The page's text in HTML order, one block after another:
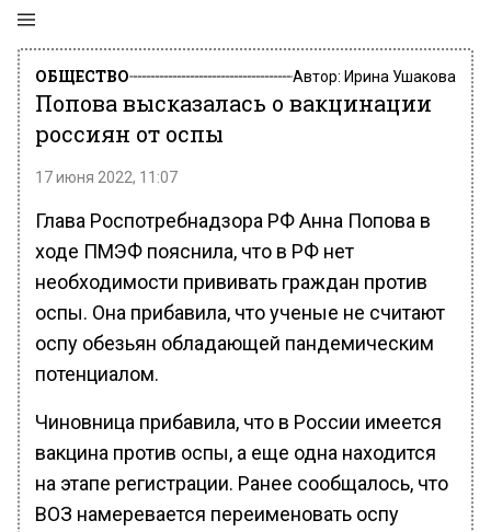
ОБЩЕСТВО Автор: Ирина Ушакова
Попова высказалась о вакцинации
россиян от оспы
17 июня 2022, 11:07
Глава Роспотребнадзора РФ Анна Попова в
ходе ПМЭФ пояснила, что в РФ нет
необходимости прививать граждан против
оспы. Она прибавила, что ученые не считают
оспу обезьян обладающей пандемическим
потенциалом.
Чиновница прибавила, что в России имеется
вакцина против оспы, а еще одна находится
на этапе регистрации. Ранее сообщалось, что
ВОЗ намеревается переименовать оспу